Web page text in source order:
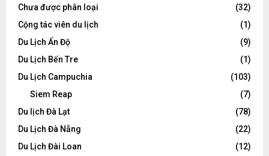
Chưa được phân loại
(32)
Cộng tác viên du lịch
(1)
Du Lịch Ấn Độ
(9)
Du Lịch Bến Tre
(1)
Du Lịch Campuchia
(103)
Siem Reap
(7)
Du lịch Đà Lạt
(78)
Du Lịch Đà Nẵng
(22)
Du Lịch Đài Loan
(12)